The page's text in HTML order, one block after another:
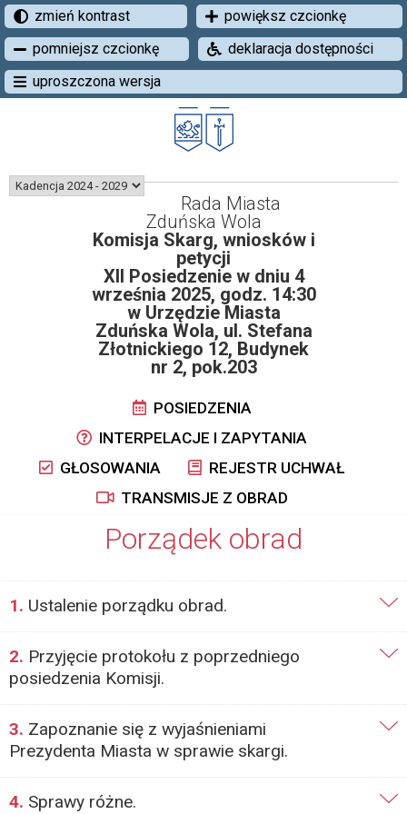
zmień kontrast
powiększ czcionkę
pomniejsz czcionkę
deklaracja dostępności
uproszczona wersja
Rada Miasta
Zduńska Wola
Komisja Skarg, wniosków i
petycji
XII Posiedzenie w dniu 4
września 2025, godz. 14:30
w Urzędzie Miasta
Zduńska Wola, ul. Stefana
Złotnickiego 12, Budynek
nr 2, pok.203
POSIEDZENIA
INTERPELACJE I ZAPYTANIA
GŁOSOWANIA
REJESTR UCHWAŁ
TRANSMISJE Z OBRAD
Porządek obrad
1. Ustalenie porządku obrad.
2. Przyjęcie protokołu z poprzedniego
posiedzenia Komisji.
3. Zapoznanie się z wyjaśnieniami
Prezydenta Miasta w sprawie skargi.
4. Sprawy różne.